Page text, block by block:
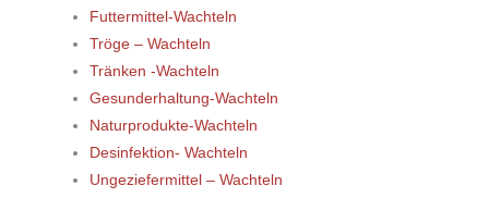
Futtermittel-Wachteln
Tröge – Wachteln
Tränken -Wachteln
Gesunderhaltung-Wachteln
Naturprodukte-Wachteln
Desinfektion- Wachteln
Ungeziefermittel – Wachteln